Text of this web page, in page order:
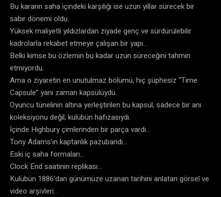
Bu kararın saha içindeki karşılığı ise uzun yıllar sürecek bir
sabır dönemi oldu.
Yüksek maliyetli yıldızlardan ziyade genç ve sürdürülebilir
kadrolarla rekabet etmeye çalışan bir yapı…
Belki kimse bu özlemin bu kadar uzun süreceğini tahmin
etmiyordu.
Ama o ziyaretin en unutulmaz bölümü, hiç şüphesiz “Time
Capsule” yani zaman kapsülüydü.
Oyuncu tünelinin altına yerleştirilen bu kapsül, sadece bir anı
koleksiyonu değil; kulübün hafızasıydı.
İçinde Highbury çimlerinden bir parça vardı…
Tony Adams’ın kaptanlık pazubandı…
Eski iç saha formaları…
Clock End saatinin replikası…
Kulübün 1886’dan günümüze uzanan tarihini anlatan görsel ve
video arşivleri…